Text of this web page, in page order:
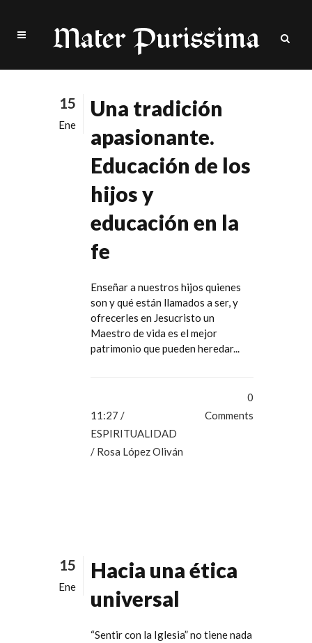
15
Ene
Una tradición
apasionante.
Educación de los
hijos y
educación en la
fe
Enseñar a nuestros hijos quienes
son y qué están llamados a ser, y
ofrecerles en Jesucristo un
Maestro de vida es el mejor
patrimonio que pueden heredar...
11:27 /
ESPIRITUALIDAD
/ Rosa López Oliván
0
Comments
15
Ene
Hacia una ética
universal
“Sentir con la Iglesia” no tiene nada